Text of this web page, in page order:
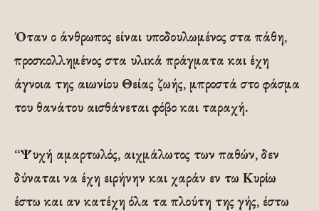
Όταν ο άνθρωπος είναι υποδουλωμένος στα πάθη,
προσκολλημένος στα υλικά πράγματα και έχη
άγνοια της αιωνίου Θείας ζωής, μπροστά στο φάσμα
του θανάτου αισθάνεται φόβο και ταραχή.
“Ψυχή αμαρτωλός, αιχμάλωτος των παθών, δεν
δύναται να έχη ειρήνην και χαράν εν τω Κυρίω
έστω και αν κατέχη όλα τα πλούτη της γής, έστω